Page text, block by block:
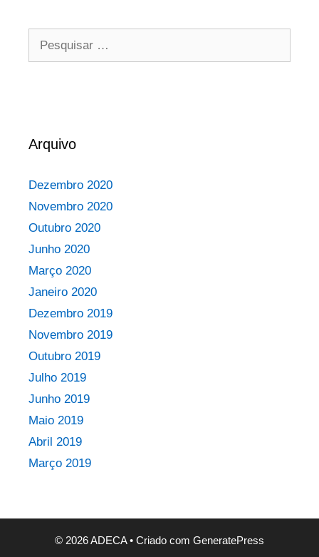
Arquivo
Dezembro 2020
Novembro 2020
Outubro 2020
Junho 2020
Março 2020
Janeiro 2020
Dezembro 2019
Novembro 2019
Outubro 2019
Julho 2019
Junho 2019
Maio 2019
Abril 2019
Março 2019
© 2026 ADECA• Criado com GeneratePress